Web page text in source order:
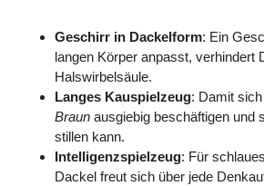
Geschirr in Dackelform: Ein
langen Körper anpasst, verhindert
Halswirbelsäule.
Langes Kauspielzeug: Damit
Braun ausgiebig beschäftigen und
stillen kann.
Intelligenzspielzeug: Für
Dackel freut sich über jede